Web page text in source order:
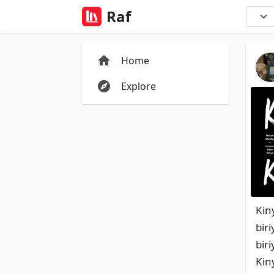
Raf
Home
Explore